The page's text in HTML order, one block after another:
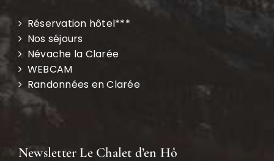
Réservation hôtel***
Nos séjours
Névache la Clarée
WEBCAM
Randonnées en Clarée
Newsletter Le Chalet d’en Hô